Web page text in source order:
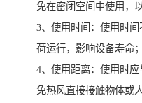
免在密闭空间中使用，
3、使用时间：使用时
荷运行，影响设备寿命；
4、使用距离：使用时
免热风直接接触物体或